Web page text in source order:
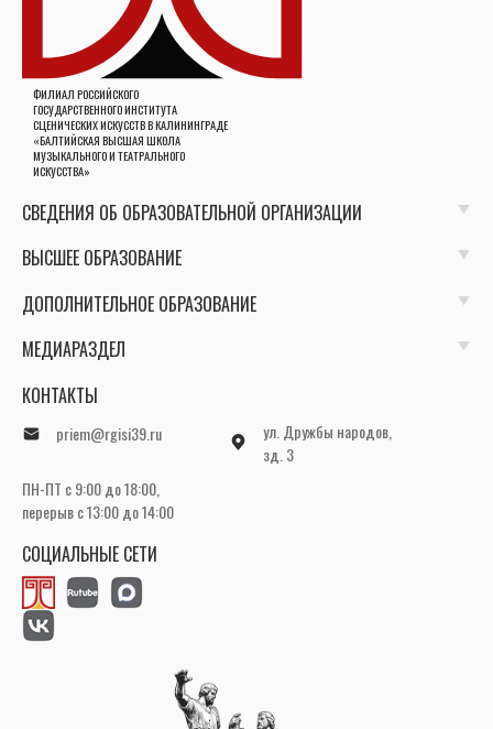
ФИЛИАЛ РОССИЙСКОГО
ГОСУДАРСТВЕННОГО ИНСТИТУТА
СЦЕНИЧЕСКИХ ИСКУССТВ В КАЛИНИНГРАДЕ
«БАЛТИЙСКАЯ ВЫСШАЯ ШКОЛА
МУЗЫКАЛЬНОГО И ТЕАТРАЛЬНОГО
ИСКУССТВА»
СВЕДЕНИЯ ОБ ОБРАЗОВАТЕЛЬНОЙ ОРГАНИЗАЦИИ
ВЫСШЕЕ ОБРАЗОВАНИЕ
ДОПОЛНИТЕЛЬНОЕ ОБРАЗОВАНИЕ
МЕДИАРАЗДЕЛ
КОНТАКТЫ
priem@rgisi39.ru
ул. Дружбы народов,
зд. 3
ПН-ПТ с 9:00 до 18:00,
перерыв с 13:00 до 14:00
СОЦИАЛЬНЫЕ СЕТИ